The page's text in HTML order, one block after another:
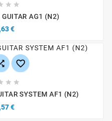
 
AG1 (N2)
€

 
SYSTEM AF1 (N2)
€